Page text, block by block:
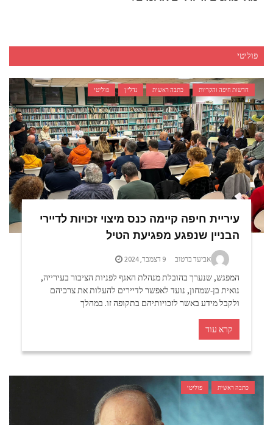
פוליטי
חדשות חיפה והקריות כתבה ראשית נדל"ן פוליטי
עיריית חיפה קיימה כנס מיצוי זכויות לדיירי
הבניין שנפגע מפגיעת הטיל
אביעד ברטוב 9 דצמבר, 2024
המפגש, שנערך בהובלת מנהלת האגף לפניות הציבור בעירייה,
נואית בן-שמחון, נועד לאפשר לדיירים להעלות את צרכיהם
ולקבל מידע באשר לזכויותיהם בתקופה זו. במהלך
קרא עוד
כתבה ראשית פוליטי